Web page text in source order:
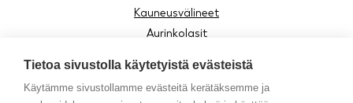
Kauneusvälineet
Aurinkolasit
Lasten tuotteet
Asusteet
Tietoa sivustolla käytetyistä evästeistä
Käytämme sivustollamme evästeitä kerätäksemme ja